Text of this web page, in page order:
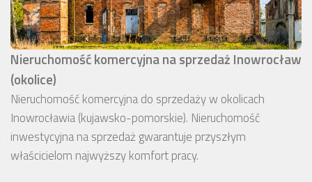
Nieruchomość komercyjna na sprzedaż Inowrocław
(okolice)
Nieruchomość komercyjna do sprzedaży w okolicach
Inowrocławia (kujawsko-pomorskie). Nieruchomość
inwestycyjna na sprzedaż gwarantuje przyszłym
właścicielom najwyższy komfort pracy.